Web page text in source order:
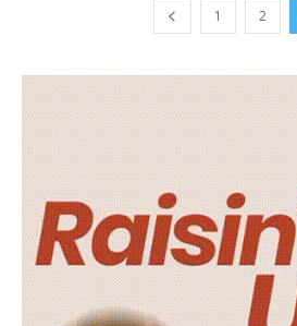
1 2